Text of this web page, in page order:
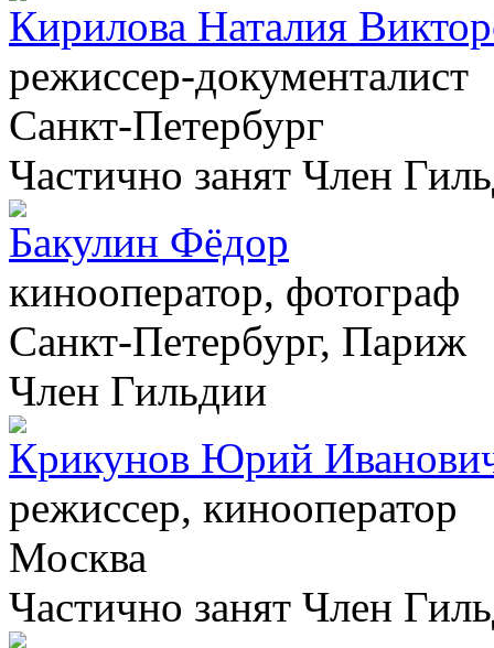
Кирилова Наталия
режиссер-документалист
Санкт-Петербург
Частично занят Член
Бакулин Фёдор
кинооператор, фотограф
Санкт-Петербург, Париж
Член Гильдии
Крикунов Юрий
режиссер, кинооператор
Москва
Частично занят Член